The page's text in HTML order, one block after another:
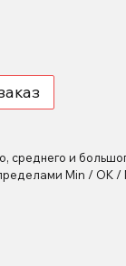
среднего и
Min / OK /